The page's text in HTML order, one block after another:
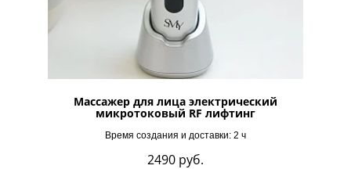
Массажер для лица электрический
микротоковый RF лифтинг
Время создания и доставки: 2 ч
2490 руб.